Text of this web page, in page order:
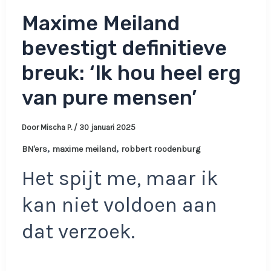
Maxime Meiland
bevestigt definitieve
breuk: ‘Ik hou heel erg
van pure mensen’
Door Mischa P. / 30 januari 2025
BN'ers, maxime meiland, robbert roodenburg
Het spijt me, maar ik
kan niet voldoen aan
dat verzoek.